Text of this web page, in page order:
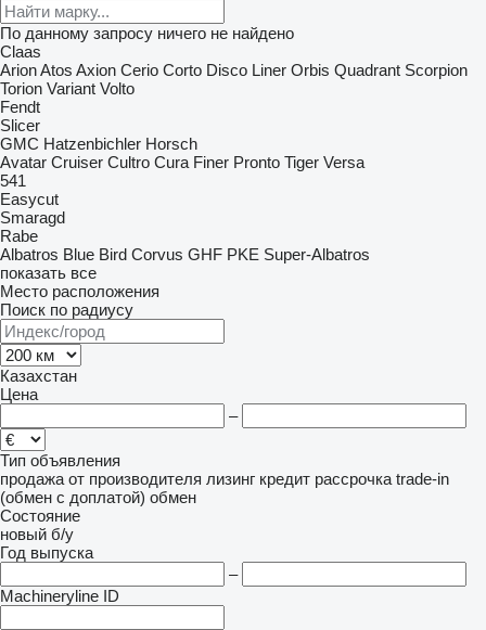
По данному запросу ничего не найдено
Claas
ArionAtos Axion Cerio Corto Disco Liner Orbis Quadrant Scorpion
Torion Variant Volto
Fendt
Slicer
GMC Hatzenbichler Horsch
Avatar Cruiser Cultro Cura Finer Pronto Tiger Versa
541
Easycut
Smaragd
Rabe
Albatros Blue Bird Corvus GHF PKE Super-Albatros
показать все
Место расположения
Поиск по радиусу
Казахстан
Цена
–
Тип объявления
продажа от производителя лизинг кредит рассрочка trade-in
(обмен с доплатой) обмен
Состояние
новый б/у
Год выпуска
–
Machineryline ID